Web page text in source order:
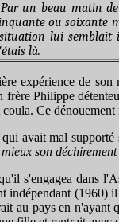
Par un beau matin
ou soixante
lui semblait
là.
expérience de
frère Philippe
Ce
avait mal supporté
son
s'engagea dans
indépendant (1960)
au pays en n'ayant